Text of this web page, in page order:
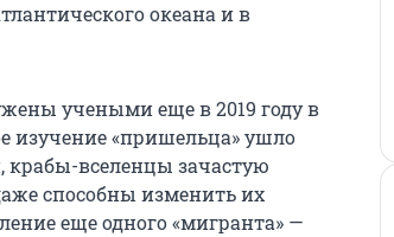
океана и в
учеными еще в 2019 году в
изучение «пришельца» ушло
вселенцы зачастую
способны изменить их
еще одного «мигранта» —